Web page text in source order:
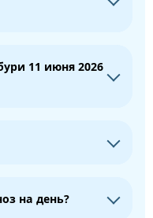
11 июня 2026
на день?